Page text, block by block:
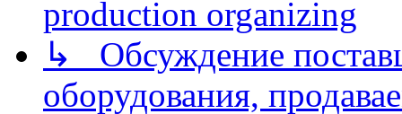
production organizing
↳ Обсуждение
оборудования,